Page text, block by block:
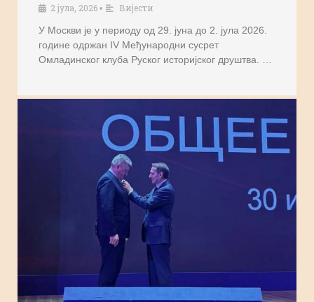
2 јула, 2026 •
Вијести
У Москви је у периоду од 29. јуна до 2. јула 2026.
године одржан IV Међународни сусрет
Омладинског клуба Руског историјског друштва. …